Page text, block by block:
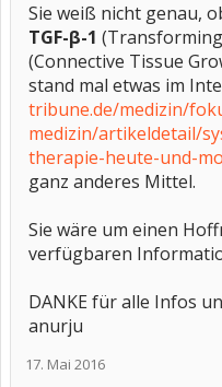
Sie weiß nicht genau,
TGF-β-1
(Connective Tissue
stand mal etwas im
tribune.de/medizin/
medizin/artikeldetail/
therapie-heute-und-
ganz anderes Mittel.
Sie wäre um einen
verfügbaren
DANKE für alle Infos
anurju
17. Mai 2016